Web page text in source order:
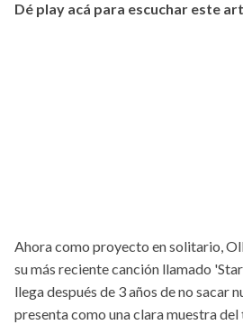
Dé play acá para escuchar este
Ahora como proyecto en solitario,
su más reciente canción llamado
llega después de 3 años de no sacar
presenta como una clara muestra